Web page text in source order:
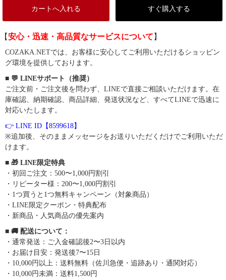
カートへ入れる すぐ購入する
【安心・迅速・高品質なサービスについて 】
COZAKA.NETでは、お客様に安心してご利用いただけるショッピン
グ環境を提供しております。
■ 💬 LINEサポート（推奨）
ご注文前・ご注文後を問わず、LINEで直接ご相談いただけます。在
庫確認、納期確認、商品詳細、発送状況など、すべてLINEで迅速に
対応いたします。
👉 LINE ID【8599618】
※追加後、そのままメッセージをお送りいただくだけでご利用いただ
けます。
■ 🎁 LINE限定特典
・初回ご注文：500〜1,000円割引
・リピーター様：200〜1,000円割引
・1つ買うと1つ無料キャンペーン（対象商品）
・LINE限定クーポン・特典配布
・新商品・人気商品の優先案内
■ 🚚 配送について：
・通常発送：ご入金確認後2〜3日以内
・お届け目安：発送後7〜15日
・10,000円以上：送料無料（佐川急便・追跡あり・通関対応）
・10,000円未満：送料1,500円